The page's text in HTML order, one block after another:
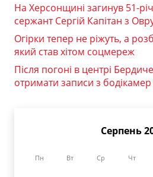
На Херсонщині загинув 51-
сержант Сергій Капітан з
Огірки тепер не ріжуть, а
який став хітом соцмереж
Після погоні в центрі
отримати записи з бодікамер
Серпень
Пн Вт Ср Чт